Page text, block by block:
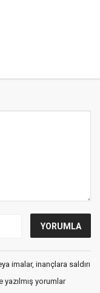
imalar, inançlara saldırı
yorumlar